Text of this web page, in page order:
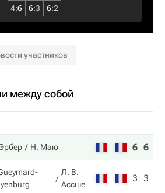
4:6 6:3 6:2
участников
между собой
Н. Маю 6 6
Л. В.
Ассше
3 3